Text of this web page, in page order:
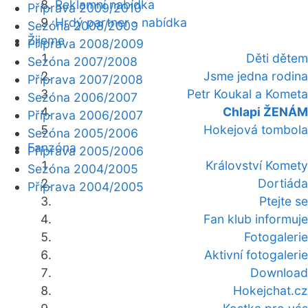
Reklamní nabídka
Hrdý partner - nabídka
Žijeme
Děti dětem
Jsme jedna rodina
Petr Koukal a Kometa
Chlapi ŽENÁM
Hokejová tombola
Fanzóna
Království Komety
Dortiáda
Ptejte se
Fan klub informuje
Fotogalerie
Aktivní fotogalerie
Download
Hokejchat.cz
Příprava 2009/2010
Sezóna 2008/2009
Příprava 2008/2009
Sezóna 2007/2008
Příprava 2007/2008
Sezóna 2006/2007
Příprava 2006/2007
Sezóna 2005/2006
Příprava 2005/2006
Sezóna 2004/2005
Příprava 2004/2005